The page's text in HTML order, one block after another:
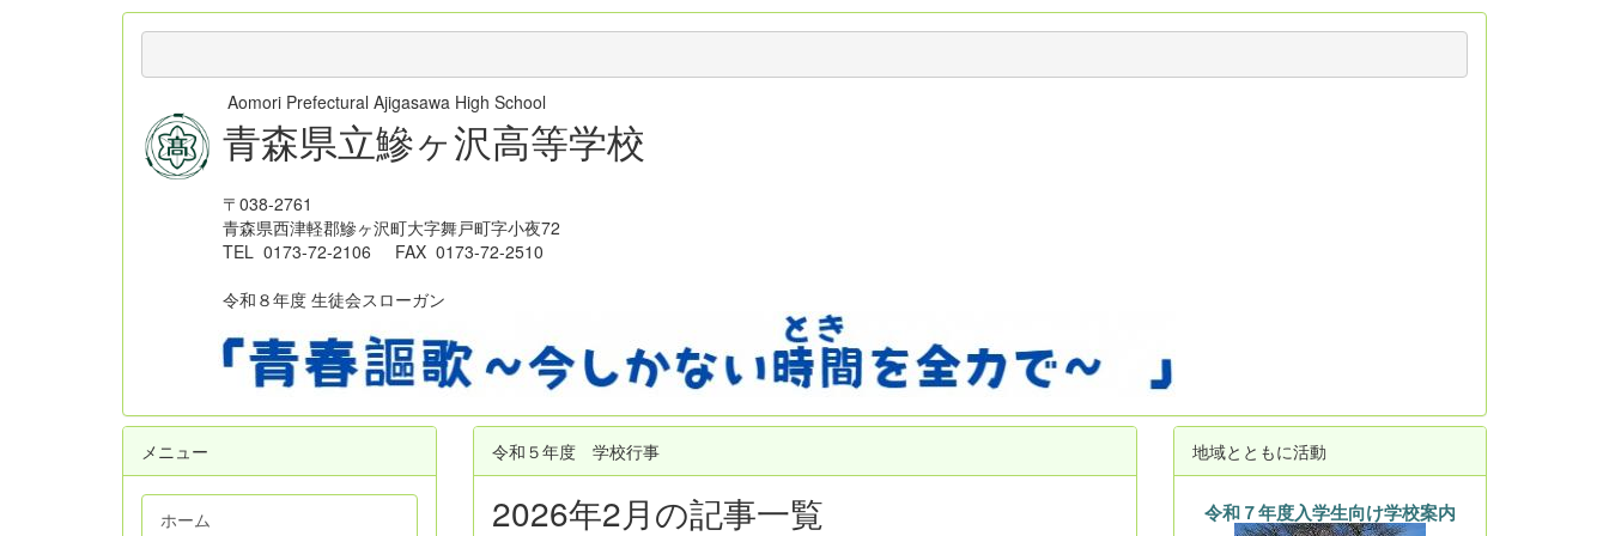
Aomori Prefectural Ajigasawa High School
青森県立鰺ヶ沢高等学校
〒038-2761
青森県西津軽郡鰺ヶ沢町大字舞戸町字小夜72
TEL 0173-72-2106 FAX 0173-72-2510
令和８年度 生徒会スローガン
令和５年度 学校行事
2026年2月の記事一覧
メニュー
ホーム
地域とともに活動
令和７年度入学生向け学校案内